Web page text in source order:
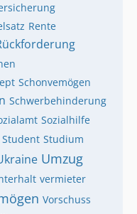
Rente
Schonvemögen
Schwerbehinderung
Sozialhilfe
Student Studium
Umzug
vermieter
Vorschuss